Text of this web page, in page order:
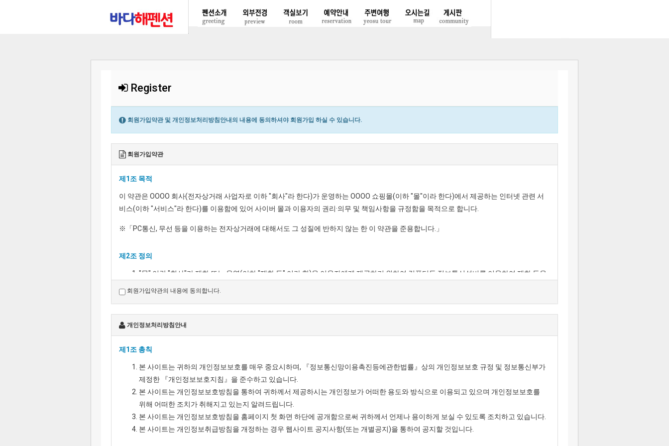
Register
회원가입약관 및 개인정보처리방침안내의 내용에 동의하셔야 회원가입 하실 수 있습니다.
회원가입약관
제1조 목적
이 약관은 OOOO 회사(전자상거래 사업자로 이하 "회사"라 한다)가 운영하는 OOOO 쇼핑몰(이하 "몰"이라 한다)에서 제공하는 인터넷 관련 서
비스(이하 "서비스"라 한다)를 이용함에 있어 사이버 몰과 이용자의 권리·의무 및 책임사항을 규정함을 목적으로 합니다.
※「PC통신, 무선 등을 이용하는 전자상거래에 대해서도 그 성질에 반하지 않는 한 이 약관을 준용합니다.」
제2조 정의
"몰" 이란 "회사"가 재화 또는 용역(이하 "재화 등" 이라 함)을 이용자에게 제공하기 위하여 컴퓨터등 정보통신설비를 이용하여 재화 등을
'비회원'이라 함은 회원에 가입하지 않고 "몰"이 제공하는 서비스를 이용하는 자를 말합니다.
제3조 약관 등의 명시와 설명 및 개정
"몰"은 이 약관의 내용과 상호 및 대표자 성명, 영업소 소재지 주소(소비자의 불만을 처리할 수 있는 곳의 주소를 포함), 전화번호·
모사전송번호·전자우편주소, 사업자등록번호, 통신판매업 신고번호, 개인정보관리책임자 등을 이용자가 쉽게 알 수 있도록 사이버몰의
초기 서비스화면(전면)에 게시합니다. 다만, 약관의 내용은 이용자가 연결화면을 통하여 볼 수 있도록 할 수 있습니다.
"몰"은 이용자가 약관에 동의하기에 앞서 약관에 정하여져 있는 내용 중 청약철회·배송책임·환불조건 등과 같은 중요한 내용을 이용자가
이해할 수 있도록 별도의 연결화면 또는 팝업화면 등을 제공하여 이용자의 확인을 구하여야 합니다.
"몰"은 「전자상거래 등에서의 소비자보호에 관한 법률」, 「약관의 규제에 관한 법률」, 「전자문서 및 전자거래기본법」,
회원가입약관의 내용에 동의합니다.
개인정보처리방침안내
제1조 총칙
본 사이트는 귀하의 개인정보보호를 매우 중요시하며, 『정보통신망이용촉진등에관한법률』상의 개인정보보호 규정 및 정보통신부가
제정한 『개인정보보호지침』을 준수하고 있습니다.
본 사이트는 개인정보보호방침을 통하여 귀하께서 제공하시는 개인정보가 어떠한 용도와 방식으로 이용되고 있으며 개인정보보호를
위해 어떠한 조치가 취해지고 있는지 알려드립니다.
본 사이트는 개인정보보호방침을 홈페이지 첫 화면 하단에 공개함으로써 귀하께서 언제나 용이하게 보실 수 있도록 조치하고 있습니다.
본 사이트는 개인정보취급방침을 개정하는 경우 웹사이트 공지사항(또는 개별공지)을 통하여 공지할 것입니다.